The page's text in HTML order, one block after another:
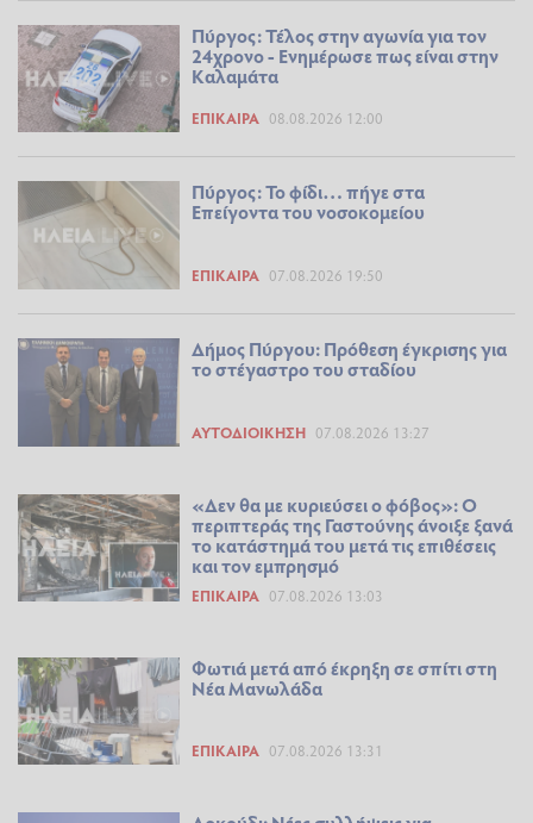
Πύργος: Τέλος στην αγωνία για τον
24χρονο - Ενημέρωσε πως είναι στην
Καλαμάτα
ΕΠΊΚΑΙΡΑ 08.08.2026 12:00
Πύργος: Το φίδι… πήγε στα
Επείγοντα του νοσοκομείου
ΕΠΊΚΑΙΡΑ 07.08.2026 19:50
Δήμος Πύργου: Πρόθεση έγκρισης για
το στέγαστρο του σταδίου
ΑΥΤΟΔΙΟΊΚΗΣΗ 07.08.2026 13:27
«Δεν θα με κυριεύσει ο φόβος»: Ο
περιπτεράς της Γαστούνης άνοιξε ξανά
το κατάστημά του μετά τις επιθέσεις
και τον εμπρησμό
ΕΠΊΚΑΙΡΑ 07.08.2026 13:03
Φωτιά μετά από έκρηξη σε σπίτι στη
Νέα Μανωλάδα
ΕΠΊΚΑΙΡΑ 07.08.2026 13:31